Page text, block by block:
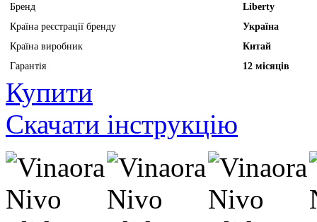
Бренд
Liberty
Країна реєстрації бренду
Україна
Країна виробник
Китай
Гарантія
12 місяців
Купити
Скачати інструкцію